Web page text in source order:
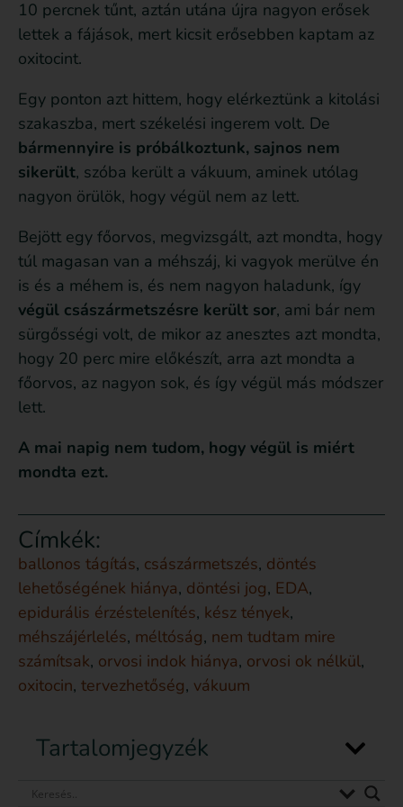
10 percnek tűnt, aztán utána újra nagyon erősek
lettek a fájások, mert kicsit erősebben kaptam az
oxitocint.
Egy ponton azt hittem, hogy elérkeztünk a kitolási
szakaszba, mert székelési ingerem volt. De
bármennyire is próbálkoztunk, sajnos nem
sikerült, szóba került a vákuum, aminek utólag
nagyon örülök, hogy végül nem az lett.
Bejött egy főorvos, megvizsgált, azt mondta, hogy
túl magasan van a méhszáj, ki vagyok merülve én
is és a méhem is, és nem nagyon haladunk, így
végül császármetszésre került sor, ami bár nem
sürgősségi volt, de mikor az anesztes azt mondta,
hogy 20 perc mire előkészít, arra azt mondta a
főorvos, az nagyon sok, és így végül más módszer
lett.
A mai napig nem tudom, hogy végül is miért
mondta ezt.
Címkék:
ballonos tágítás, császármetszés, döntés
lehetőségének hiánya, döntési jog, EDA,
epidurális érzéstelenítés, kész tények,
méhszájérlelés, méltóság, nem tudtam mire
számítsak, orvosi indok hiánya, orvosi ok nélkül,
oxitocin, tervezhetőség, vákuum
Tartalomjegyzék